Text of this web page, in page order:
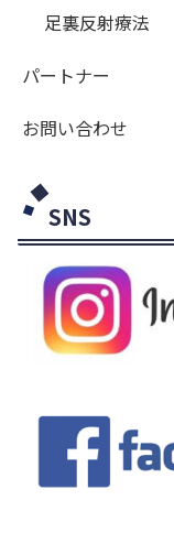
足裏反射療法
パートナー
お問い合わせ
SNS